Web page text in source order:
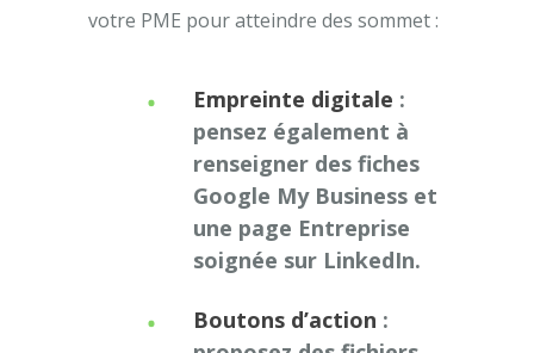
votre PME pour atteindre des sommet :
Empreinte digitale :
pensez également à
renseigner des fiches
Google My Business et
une page Entreprise
soignée sur LinkedIn.
Boutons d’action :